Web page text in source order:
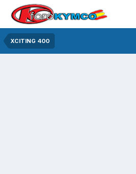
XCITING 400